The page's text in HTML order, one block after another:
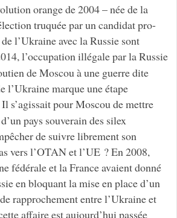
orange de 2004 – née de la
truquée par un candidat pro-
l’Ukraine avec la Russie sont
l’occupation illégale par la Russie
de Moscou à une guerre dite
l’Ukraine marque une étape
Il s’agissait pour Moscou de mettre
pays souverain des silex
de suivre librement son
vers l’OTAN et l’UE ? En 2008,
fédérale et la France avaient donné
en bloquant la mise en place d’un
rapprochement entre l’Ukraine et
affaire est aujourd’hui passée